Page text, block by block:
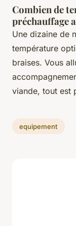
Combien de
préchauffage
Une dizaine de
température
braises. Vous
viande, tout est
equipement